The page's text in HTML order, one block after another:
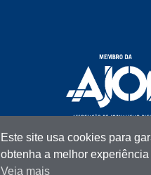
Este site usa cookies para
obtenha a melhor
Veja mais